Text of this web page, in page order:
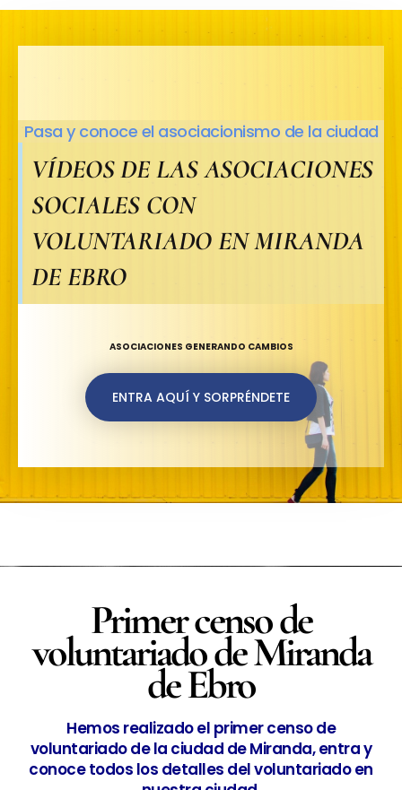
Pasa y conoce el asociacionismo de la ciudad
VÍDEOS DE LAS ASOCIACIONES
SOCIALES CON
VOLUNTARIADO EN MIRANDA
DE EBRO​
ASOCIACIONES GENERANDO CAMBIOS
ENTRA AQUÍ Y SORPRÉNDETE
Primer censo de
voluntariado de Miranda
de Ebro
Hemos realizado el primer censo de
voluntariado de la ciudad de Miranda, entra y
conoce todos los detalles del voluntariado en